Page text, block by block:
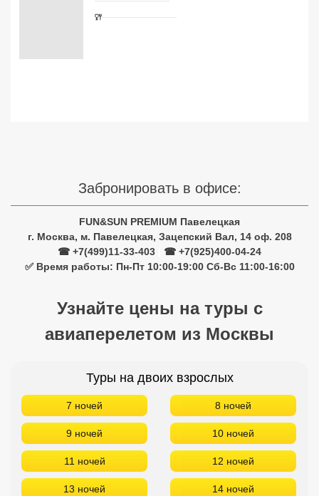
Забронировать в офисе:
FUN&SUN PREMIUM Павелецкая
г. Москва, м. Павелецкая, Зацепский Вал, 14 оф. 208
☎ +7(499)11-33-403
☎ +7(925)400-04-24
✅ Время работы: Пн-Пт 10:00-19:00 Сб-Вс 11:00-16:00
Узнайте цены на туры с
авиаперелетом из Москвы
Туры на двоих взрослых
7 ночей 8 ночей
9 ночей 10 ночей
11 ночей 12 ночей
13 ночей 14 ночей